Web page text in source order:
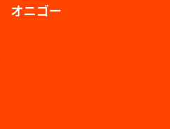
オニゴー